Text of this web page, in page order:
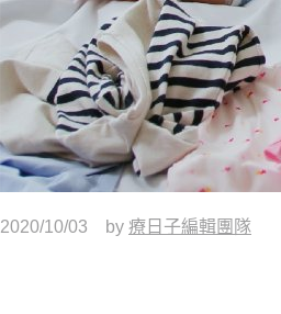
2020/10/03 by 療日子編輯團隊